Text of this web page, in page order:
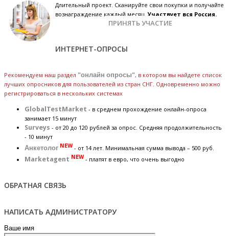
Длительный проект. Сканируйте свои покупки и получайте
вознаграждение каждый месяц.Участвует вся Россия.
ПРИНЯТЬ УЧАСТИЕ
ИНТЕРНЕТ-ОПРОСЫ
Рекомендуем наш раздел "онлайн опросы", в котором вы найдете список
лучших опросников для пользователей из стран СНГ. Одновременно можно
регистрироваться в нескольких системах
GlobalTestMarket - в среднем прохождение онлайн-опроса
занимает 15 минут
Surveys - от 20 до 120 рублей за опрос. Средняя продолжительность
- 10 минут
Анкетолог NEW - от 14 лет. Минимальная сумма вывода – 500 руб.
Marketagent NEW - платят в евро, что очень выгодно
ОБРАТНАЯ СВЯЗЬ
НАПИСАТЬ АДМИНИСТРАТОРУ
Ваше имя